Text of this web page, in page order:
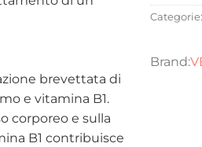
brevettata di
e vitamina B1.
corporeo e sulla
B1 contribuisce
Categorie: